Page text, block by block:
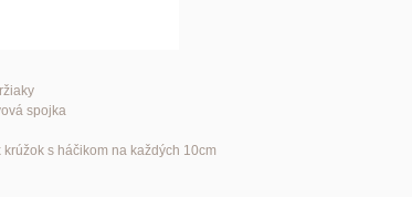
spojka
s háčikom na každých 10cm